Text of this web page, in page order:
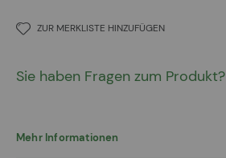
ZUR MERKLISTE HINZUFÜGEN
Sie haben Fragen zum Produkt?
Mehr Informationen